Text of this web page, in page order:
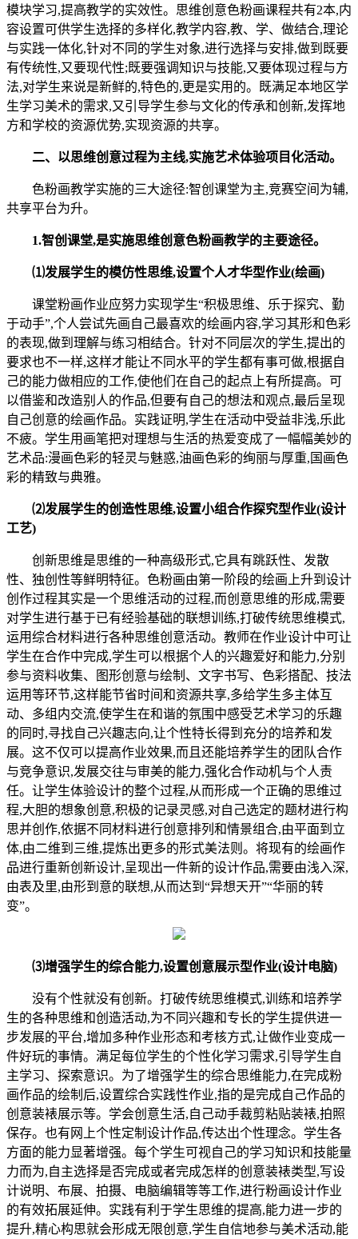
模块学习,提高教学的实效性。思维创意色粉画课程共有2本,内
容设置可供学生选择的多样化,教学内容,教、学、做结合,理论
与实践一体化,针对不同的学生对象,进行选择与安排,做到既要
有传统性,又要现代性;既要强调知识与技能,又要体现过程与方
法,对学生来说是新鲜的,特色的,更是实用的。既满足本地区学
生学习美术的需求,又引导学生参与文化的传承和创新,发挥地
方和学校的资源优势,实现资源的共享。
二、 以思维创意过程为主线,实施艺术体验项目化活动。
色粉画教学实施的三大途径:智创课堂为主,竞赛空间为辅,
共享平台为升。
1.智创课堂,是实施思维创意色粉画教学的主要途径。
⑴发展学生的模仿性思维,设置个人才华型作业(绘画)
课堂粉画作业应努力实现学生“积极思维、乐于探究、勤
于动手”,个人尝试先画自己最喜欢的绘画内容,学习其形和色彩
的表现,做到理解与练习相结合。针对不同层次的学生,提出的
要求也不一样,这样才能让不同水平的学生都有事可做,根据自
己的能力做相应的工作,使他们在自己的起点上有所提高。可
以借鉴和改造别人的作品,但要有自己的想法和观点,最后呈现
自己创意的绘画作品。实践证明,学生在活动中受益非浅,乐此
不疲。学生用画笔把对理想与生活的热爱变成了一幅幅美妙的
艺术品:漫画色彩的轻灵与魅惑,油画色彩的绚丽与厚重,国画色
彩的精致与典雅。
⑵发展学生的创 造性思维,设置小组合作探究型作业(设计
工艺)
创新思维是思维的一种高级形式,它具有跳跃性、发散
性、独创性等鲜明特征。色粉画由第一阶段的绘画上升到设计
创作过程其实是一个思维活动的过程,而创意思维的形成,需要
对学生进行基于已有经验基础的联想训练,打破传统思维模式,
运用综合材料进行各种思维创意活动。教师在作业设计中可让
学生在合作中完成,学生可以根据个人的兴趣爱好和能力,分别
参与资料收集、图形创意与绘制、文字书写、色彩搭配、技法
运用等环节,这样能节省时间和资源共享,多给学生多主体互
动、多组内交流,使学生在和谐的氛围中感受艺术学习的乐趣
的同时,寻找自己兴趣志向,让个性特长得到充分的培养和发
展。这不仅可以提高作业效果,而且还能培养学生的团队合作
与竞争意识,发展交往与审美的能力,强化合作动机与个人责
任。让学生体验设计的整个过程,从而形成一个正确的思维过
程,大胆的想象创意,积极的记录灵感,对自己选定的题材进行构
思并创作,依据不同材料进行创意排列和情景组合,由平面到立
体,由二维到三维,提炼出更多的形式美法则。将现有的绘画作
品进行重新创新设计,呈现出一件新的设计作品,需要由浅入深,
由表及里,由形到意的联想,从而达到“异想天开”“华丽的转
变”。
⑶增强学生的综合能力,设置创意展示型作业(设计电脑)
没有个性就没有创新。打破传统思维模式,训练和培养学
生的各种思维和创造活动,为不同兴趣和专长的学生提供进一
步发展的平台,增加多种作业形态和考核方式,让做作业变成一
件好玩的事情。满足每位学生的个性化学习需求,引导学生自
主学习、探索意识。为了增强学生的综合思维能力,在完成粉
画作品的绘制后,设置综合实践性作业,指的是完成自己作品的
创意装裱展示等。学会创意生活,自己动手裁剪粘贴装裱,拍照
保存。也有网上个性定制设计作品,传达出个性理念。学生各
方面的能力显著增强。每个学生可视自己的学习知识和技能量
力而为,自主选择是否完成或者完成怎样的创意装裱类型,写设
计说明、布展、拍摄、电脑编辑等等工作,进行粉画设计作业
的有效拓展延伸。实践有利于学生思维的提高,能力进一步的
提升,精心构思就会形成无限创意,学生自信地参与美术活动,能